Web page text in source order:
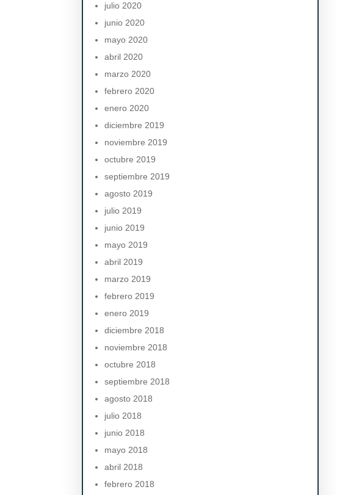
julio 2020
junio 2020
mayo 2020
abril 2020
marzo 2020
febrero 2020
enero 2020
diciembre 2019
noviembre 2019
octubre 2019
septiembre 2019
agosto 2019
julio 2019
junio 2019
mayo 2019
abril 2019
marzo 2019
febrero 2019
enero 2019
diciembre 2018
noviembre 2018
octubre 2018
septiembre 2018
agosto 2018
julio 2018
junio 2018
mayo 2018
abril 2018
febrero 2018